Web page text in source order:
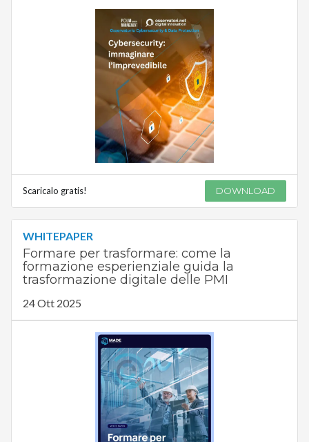
Scaricalo gratis! DOWNLOAD
WHITEPAPER
Formare per trasformare: come la
formazione esperienziale guida la
trasformazione digitale delle PMI
24 Ott 2025